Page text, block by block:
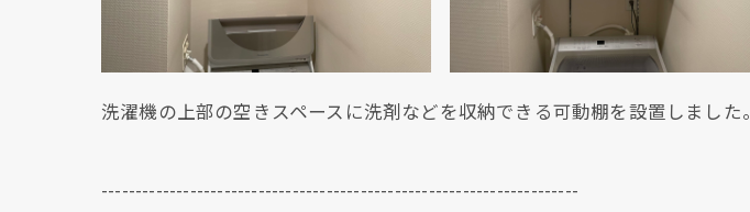
洗濯機の上部の空きスペースに洗剤などを収納できる可動棚を設置しました。
----------------------------------------------------------------------